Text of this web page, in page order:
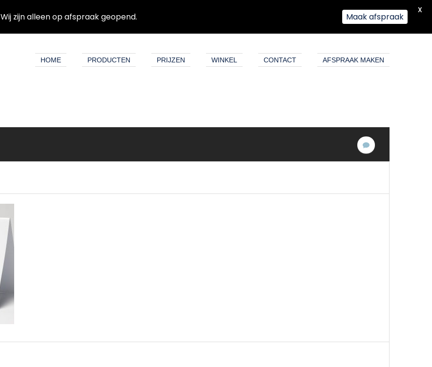
HOME PRODUCTEN PRIJZEN WINKEL CONTACT AFSPRAAK MAKEN
Wij zijn alleen op afspraak geopend. Maak afspraak
X